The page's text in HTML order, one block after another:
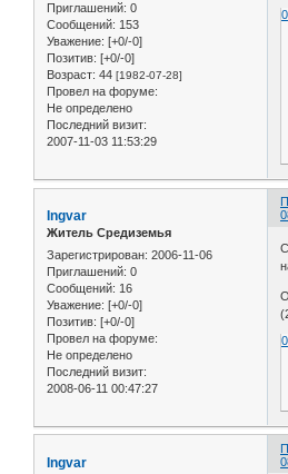
Приглашений: 0
Сообщений: 153
Уважение: [+0/-0]
Позитив: [+0/-0]
Возраст: 44 [1982-07-28]
Провел на форуме:
Не определено
Последний визит:
2007-11-03 11:53:29
0
Ingvar
Житель Средиземья
Зарегистрирован: 2006-11-06
Приглашений: 0
Сообщений: 16
Уважение: [+0/-0]
Позитив: [+0/-0]
Провел на форуме:
Не определено
Последний визит:
2008-06-11 00:47:27
0
Ingvar